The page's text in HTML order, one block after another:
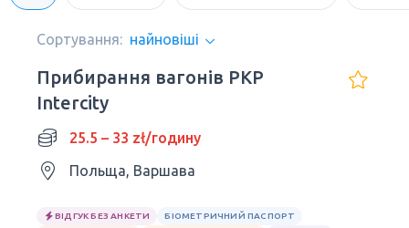
Сортування: найновіші
Прибирання вагонів PKP
Intercity
25.5 – 33 zł/годину
Польща, Варшава
ВІДГУК БЕЗ АНКЕТИ
БІОМЕТРИЧНИЙ ПАСПОРТ